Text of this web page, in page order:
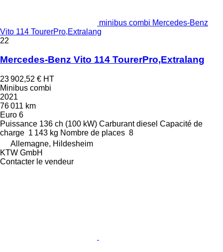
minibus combi Mercedes-Benz
Vito 114 TourerPro,Extralang
22
Mercedes-Benz Vito 114 TourerPro,Extralang
23 902,52 € HT
Minibus combi
2021
76 011 km
Euro 6
Puissance 136 ch (100 kW) Carburant diesel Capacité de
charge 1 143 kg Nombre de places 8
Allemagne, Hildesheim
KTW GmbH
Contacter le vendeur